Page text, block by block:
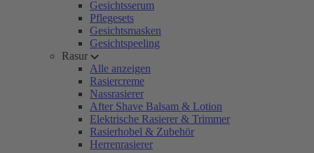
Gesichtsserum
Pflegesets
Gesichtsmasken
Gesichtspeeling
Rasur
Alle anzeigen
Rasiercreme
Nassrasierer
After Shave Balsam & Lotion
Elektrische Rasierer & Trimmer
Rasierhobel & Zubehör
Herrenrasierer